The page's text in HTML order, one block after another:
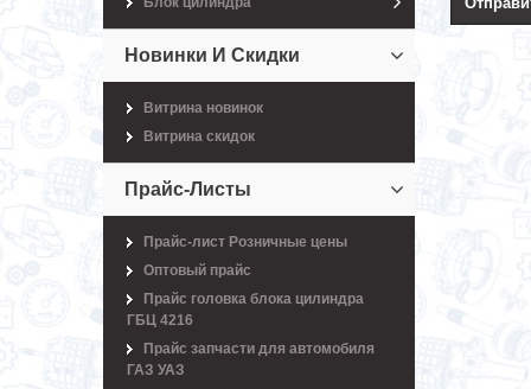
Новинки И Скидки
Витрина новинок
Витрина скидок
Прайс-Листы
Прайс-лист Розничные цены
Оптовый прайс
Прайс головка блока цилиндра
ГБЦ 4216
Прайс запчасти для автомобиля
ГАЗ УАЗ